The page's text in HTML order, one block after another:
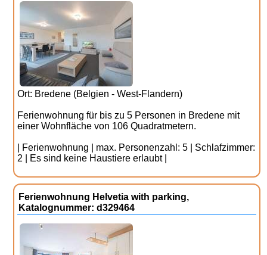
Ort: Bredene (Belgien - West-Flandern)
Ferienwohnung für bis zu 5 Personen in Bredene mit
einer Wohnfläche von 106 Quadratmetern.
| Ferienwohnung | max. Personenzahl: 5 | Schlafzimmer:
2 | Es sind keine Haustiere erlaubt |
Ferienwohnung Helvetia with parking,
Katalognummer: d329464